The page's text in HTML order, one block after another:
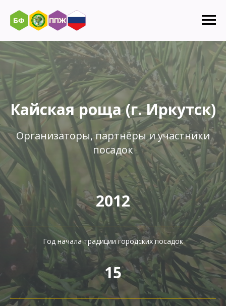
Кайская роща (г. Иркутск)
Организаторы, партнёры и участники
посадок
2012
Год начала традиции городских посадок
15